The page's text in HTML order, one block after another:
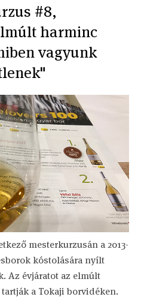
#8,
harminc
vagyunk
mesterkurzusán a 2013-
kóstolására nyílt
Az évjáratot az elmúlt
a Tokaji borvidéken.